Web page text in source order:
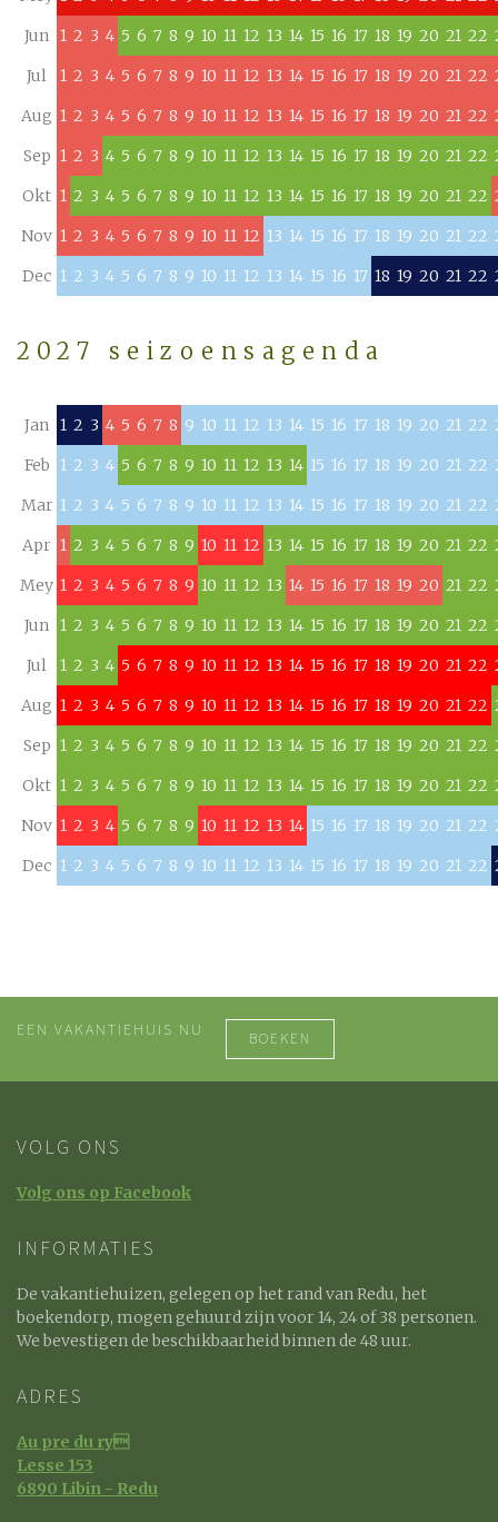
Jun 1 2 3 4 5 6 7 8 9 10 11 12 13 14 15 16 17 18 19 20 21 22
Jul
1 2 3 4 5 6 7 8 9 10 11 12 13 14 15 16 17 18 19 20 21 22
Aug 1 2 3 4 5 6 7 8 9 10 11 12 13 14 15 16 17 18 19 20 21 22
Sep 1 2 3 4 5 6 7 8 9 10 11 12 13 14 15 16 17 18 19 20 21 22
Okt 1 2 3 4 5 6 7 8 9 10 11 12 13 14 15 16 17 18 19 20 21 22
Nov 1 2 3 4 5 6 7 8 9 10 11 12 13 14 15 16 17 18 19 20 21 22
Dec 1 2 3 4 5 6 7 8 9 10 11 12 13 14 15 16 17 18 19 20 21 22
2027 seizoensagenda
Jan 1 2 3 4 5 6 7 8 9 10 11 12 13 14 15 16 17 18 19 20 21 22
Feb
1 2 3 4 5 6 7 8 9 10 11 12 13 14 15 16 17 18 19 20 21 22
Mar 1 2 3 4 5 6 7 8 9 10 11 12 13 14 15 16 17 18 19 20 21 22
Apr 1 2 3 4 5 6 7 8 9 10 11 12 13 14 15 16 17 18 19 20 21 22
Mey 1 2 3 4 5 6 7 8 9 10 11 12 13 14 15 16 17 18 19 20 21 22
Jun 1 2 3 4 5 6 7 8 9 10 11 12 13 14 15 16 17 18 19 20 21 22
Jul
1 2 3 4 5 6 7 8 9 10 11 12 13 14 15 16 17 18 19 20 21 22
Aug 1 2 3 4 5 6 7 8 9 10 11 12 13 14 15 16 17 18 19 20 21 22
Sep 1 2 3 4 5 6 7 8 9 10 11 12 13 14 15 16 17 18 19 20 21 22
Okt 1 2 3 4 5 6 7 8 9 10 11 12 13 14 15 16 17 18 19 20 21 22
Nov 1 2 3 4 5 6 7 8 9 10 11 12 13 14 15 16 17 18 19 20 21 22
Dec 1 2 3 4 5 6 7 8 9 10 11 12 13 14 15 16 17 18 19 20 21 22
EEN VAKANTIEHUIS NU BOEKEN
VOLG ONS
Volg ons op Facebook
INFORMATIES
De vakantiehuizen, gelegen op het rand van Redu, het
boekendorp, mogen gehuurd zijn voor 14, 24 of 38 personen.
We bevestigen de beschikbaarheid binnen de 48 uur.
ADRES
Au pre du ry
Lesse 153
6890 Libin - Redu